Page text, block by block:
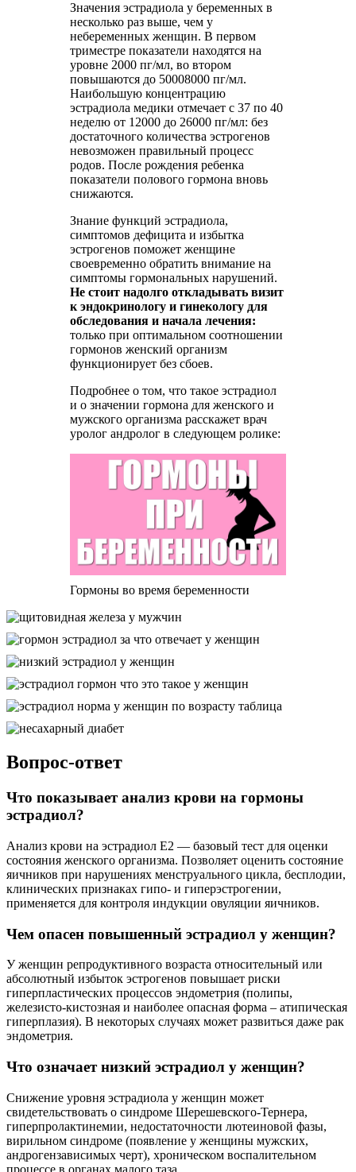
Значения эстрадиола у беременных в
несколько раз выше, чем у
небеременных женщин. В первом
триместре показатели находятся на
уровне 2000 пг/мл, во втором
повышаются до 50008000 пг/мл.
Наибольшую концентрацию
эстрадиола медики отмечает с 37 по 40
неделю от 12000 до 26000 пг/мл: без
достаточного количества эстрогенов
невозможен правильный процесс
родов. После рождения ребенка
показатели полового гормона вновь
снижаются.
Знание функций эстрадиола,
симптомов дефицита и избытка
эстрогенов поможет женщине
своевременно обратить внимание на
симптомы гормональных нарушений.
Не стоит надолго откладывать визит
к эндокринологу и гинекологу для
обследования и начала лечения:
только при оптимальном соотношении
гормонов женский организм
функционирует без сбоев.
Подробнее о том, что такое эстрадиол
и о значении гормона для женского и
мужского организма расскажет врач
уролог андролог в следующем ролике:
Гормоны во время беременности
Вопрос-ответ
Что показывает анализ крови на гормоны
эстрадиол?
Анализ крови на эстрадиол Е2 — базовый тест для оценки
состояния женского организма. Позволяет оценить состояние
яичников при нарушениях менструального цикла, бесплодии,
клинических признаках гипо- и гиперэстрогении,
применяется для контроля индукции овуляции яичников.
Чем опасен повышенный эстрадиол у женщин?
У женщин репродуктивного возраста относительный или
абсолютный избыток эстрогенов повышает риски
гиперпластических процессов эндометрия (полипы,
железисто-кистозная и наиболее опасная форма – атипическая
гиперплазия). В некоторых случаях может развиться даже рак
эндометрия.
Что означает низкий эстрадиол у женщин?
Снижение уровня эстрадиола у женщин может
свидетельствовать о синдроме Шерешевского-Тернера,
гиперпролактинемии, недостаточности лютеиновой фазы,
вирильном синдроме (появление у женщины мужских,
андрогензависимых черт), хроническом воспалительном
процессе в органах малого таза.